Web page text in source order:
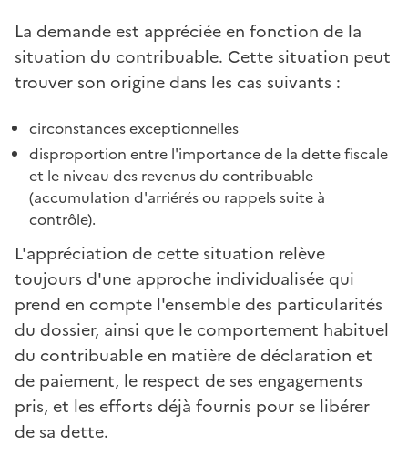
La demande est appréciée en fonction de la
situation du contribuable. Cette situation peut
trouver son origine dans les cas suivants :
circonstances exceptionnelles
disproportion entre l'importance de la dette fiscale
et le niveau des revenus du contribuable
(accumulation d'arriérés ou rappels suite à
contrôle).
L'appréciation de cette situation relève
toujours d'une approche individualisée qui
prend en compte l'ensemble des particularités
du dossier, ainsi que le comportement habituel
du contribuable en matière de déclaration et
de paiement, le respect de ses engagements
pris, et les efforts déjà fournis pour se libérer
de sa dette.